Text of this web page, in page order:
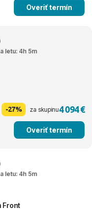
Overiť termín
letu: 4h 5m
-27% za skupinu4 094 €
Overiť termín
letu: 4h 5m
Front